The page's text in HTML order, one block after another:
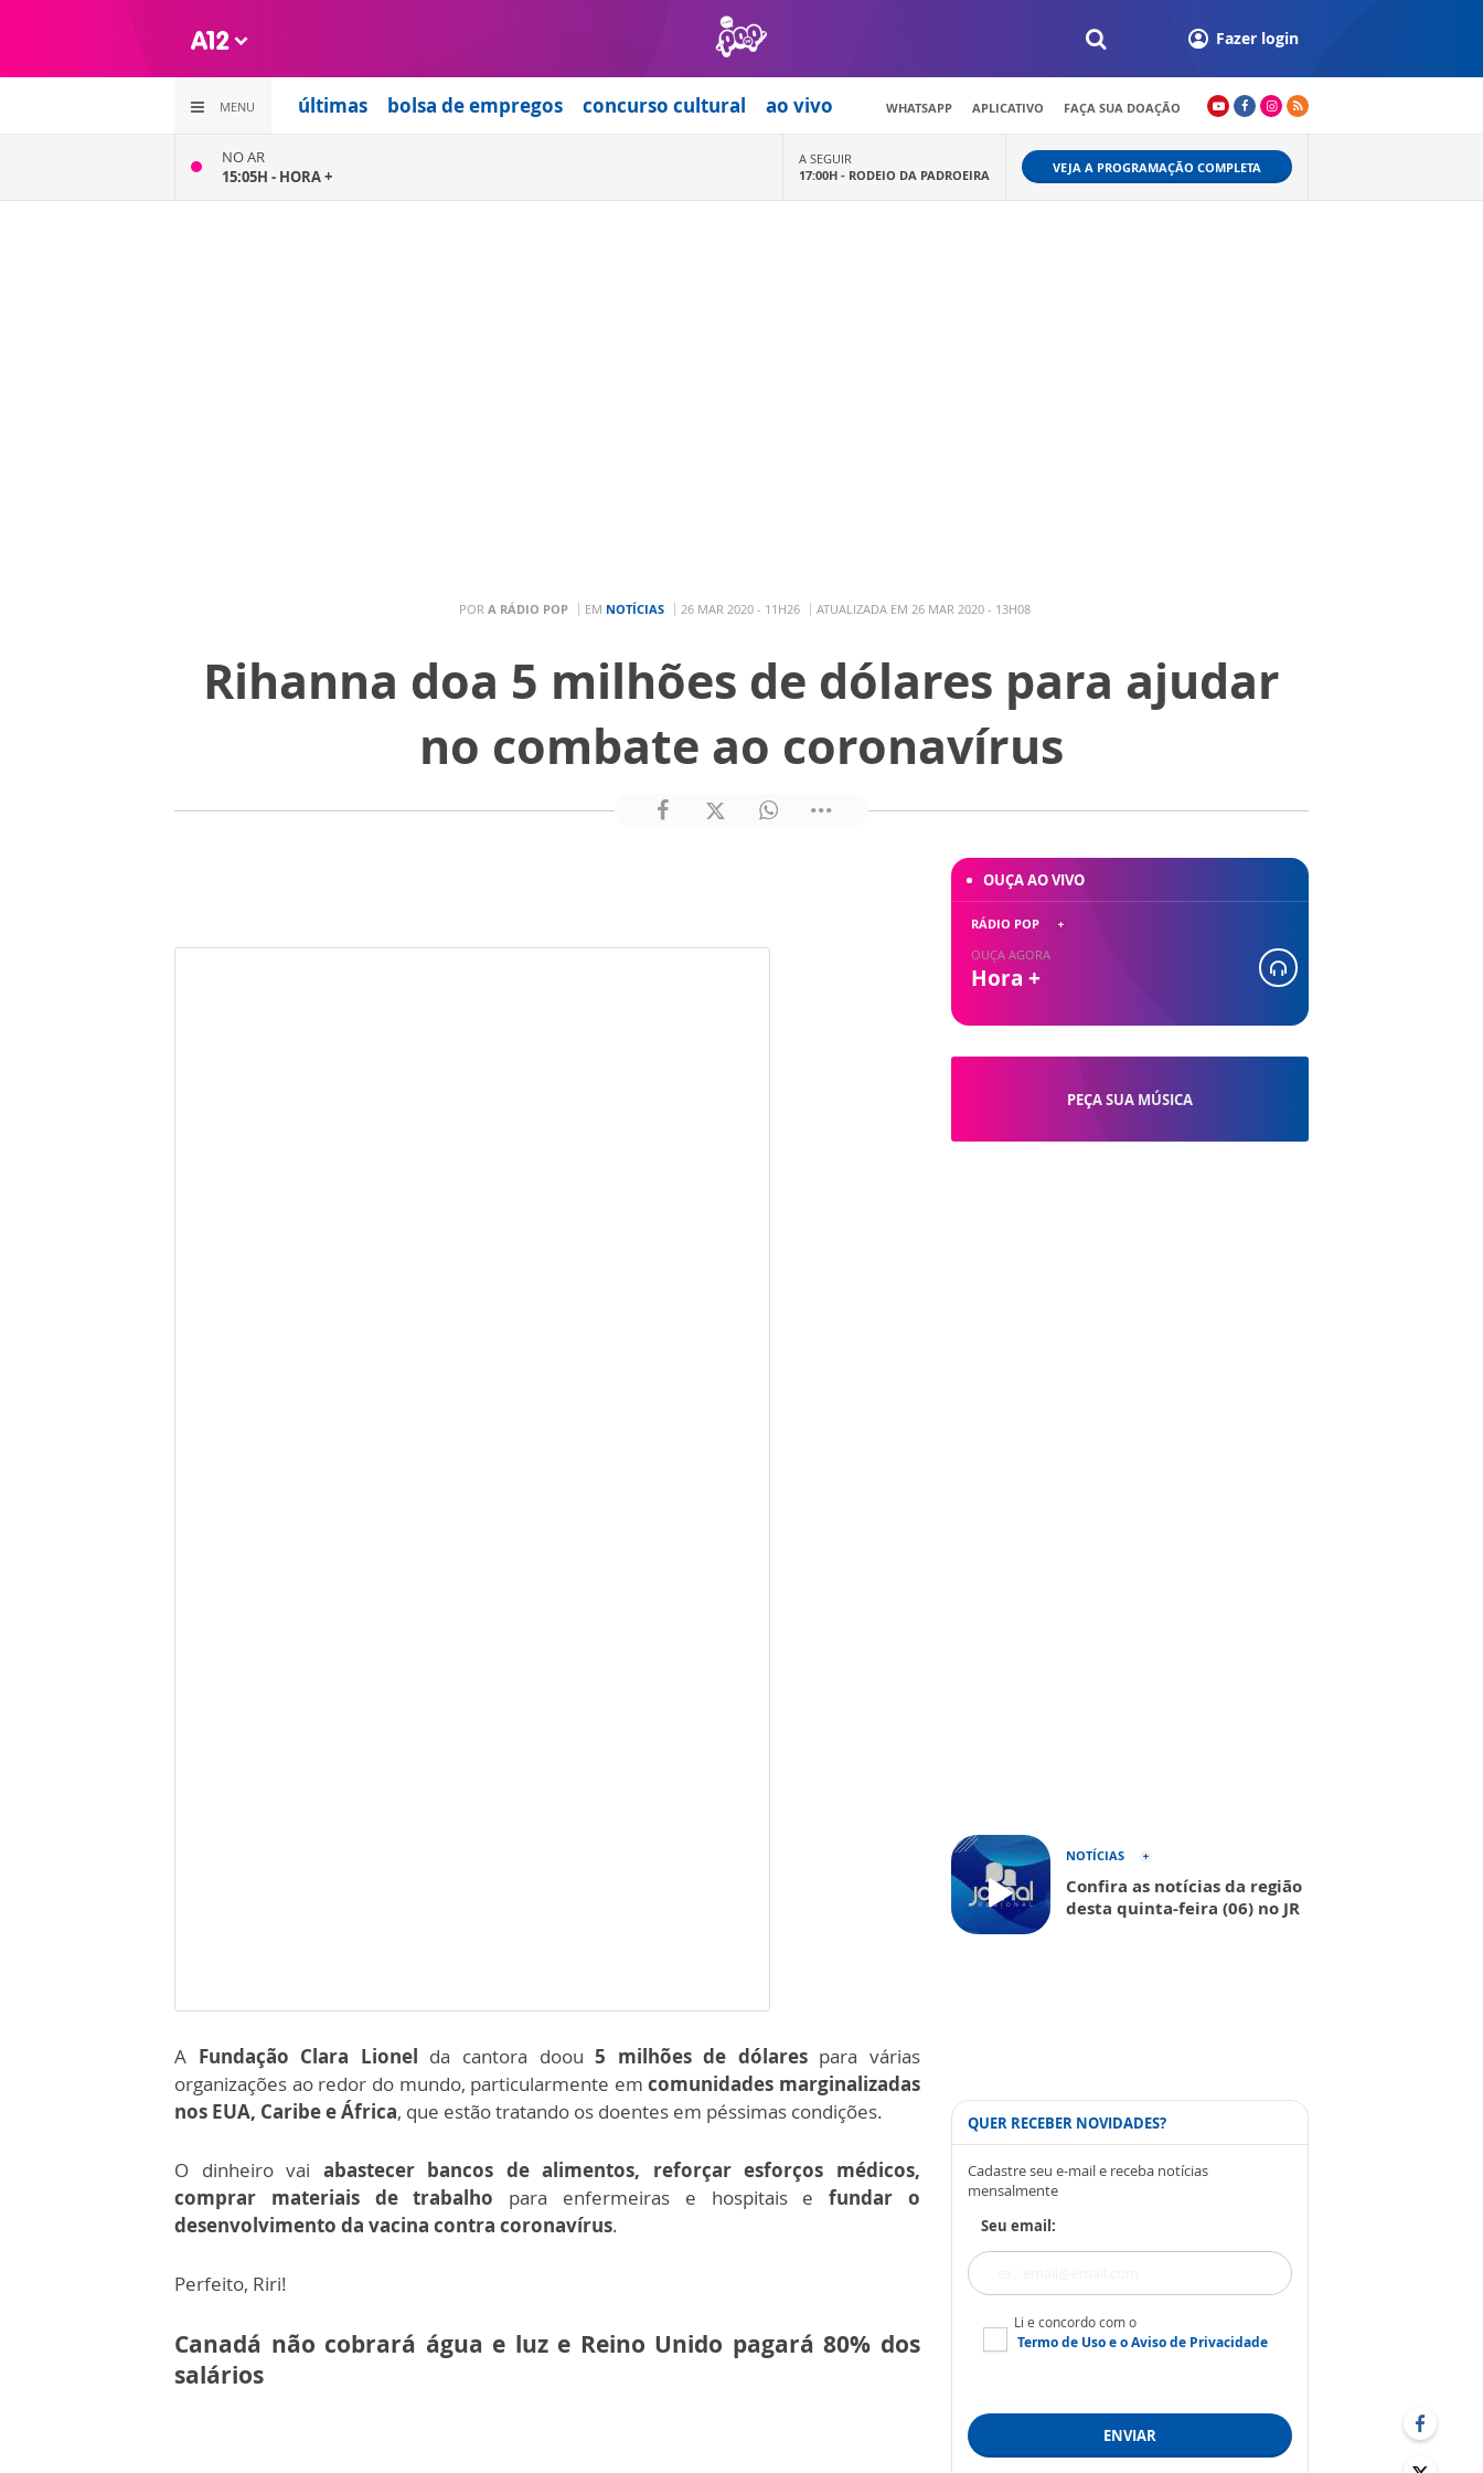
Fazer login
MENU últimas bolsa de empregos concurso cultural ao vivo WHATSAPP APLICATIVO FAÇA SUA DOAÇÃO
NO AR
15:05H - HORA +
A SEGUIR
17:00H - RODEIO DA PADROEIRA VEJA A PROGRAMAÇÃO COMPLETA
POR A RÁDIO POP EM NOTÍCIAS 26 MAR 2020 - 11H26 ATUALIZADA EM 26 MAR 2020 - 13H08
Rihanna doa 5 milhões de dólares para ajudar
no combate ao coronavírus
A Fundação Clara Lionel da cantora doou5 milhões de dólares para várias
organizações ao redor do mundo, particularmente emcomunidades marginalizadas
nos EUA, Caribe e África, que estão tratando os doentes em péssimas condições.
O dinheiro vai abastecer bancos de alimentos, reforçar esforços médicos,
comprar materiais de trabalho para enfermeiras e hospitais e fundar o
desenvolvimento da vacina contra coronavírus.
Perfeito, Riri!
Canadá não cobrará água e luz e Reino Unido pagará 80% dos
salários
PEÇA SUA MÚSICA
OUÇA AO VIVO
RÁDIO POP
OUÇA AGORA
Hora +
NOTÍCIAS
Confira as notícias da região
desta quinta-feira (06) no JR
QUER RECEBER NOVIDADES?
Cadastre seu e-mail e receba notícias
mensalmente
Seu email:
Li e concordo com o
Termo de Usoe oAviso de Privacidade
ENVIAR